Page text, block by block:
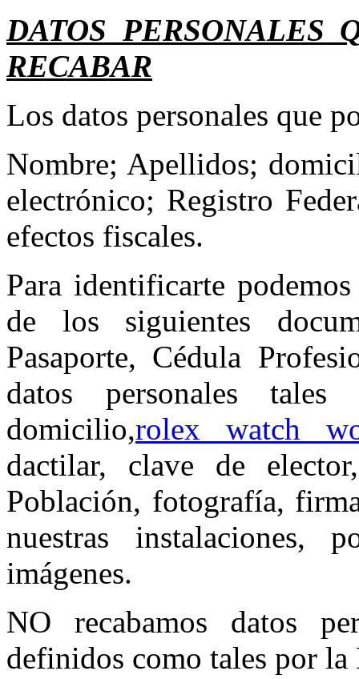
DATOS PERSONALES
RECABAR
Los datos personales que
Nombre; Apellidos;
electrónico; Registro
efectos fiscales.
Para identificarte
de los siguientes
Pasaporte, Cédula
datos personales
domicilio,rolex watch
dactilar, clave de
Población, fotografía,
nuestras instalaciones,
imágenes.
NO recabamos datos
definidos como tales por la